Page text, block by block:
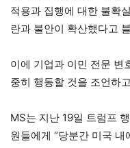
적용과 집행에 대한 불확
란과 불안이 확산했다고
이에 기업과 이민 전문 변
중히 행동할 것을 조언하
MS는 지난 19일 트럼프
원들에게 “당분간 미국